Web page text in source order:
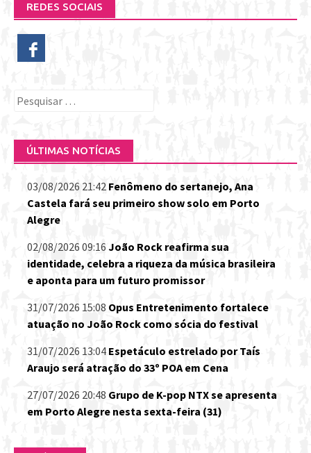
REDES SOCIAIS
Pesquisar
ÚLTIMAS NOTÍCIAS
03/08/2026 21:42 Fenômeno do sertanejo, Ana
Castela fará seu primeiro show solo em Porto
Alegre
02/08/2026 09:16 João Rock reafirma sua
identidade, celebra a riqueza da música brasileira
e aponta para um futuro promissor
31/07/2026 15:08 Opus Entretenimento fortalece
atuação no João Rock como sócia do festival
31/07/2026 13:04 Espetáculo estrelado por Taís
Araujo será atração do 33º POA em Cena
27/07/2026 20:48 Grupo de K-pop NTX se apresenta
em Porto Alegre nesta sexta-feira (31)